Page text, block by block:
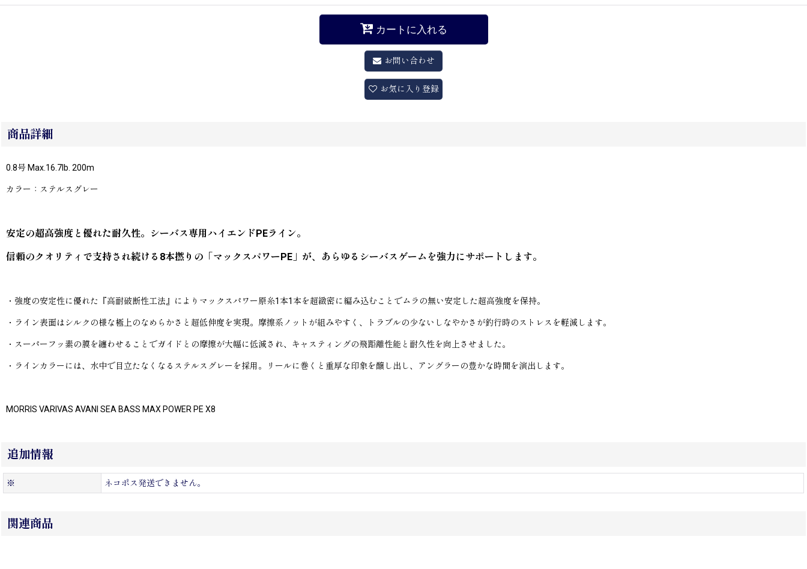
カートに入れる
お問い合わせ
お気に入り登録
商品詳細
0.8号 Max.16.7lb. 200m
カラー：ステルスグレー
安定の超高強度と優れた耐久性。シーバス専用ハイエンドPEライン。
信頼のクオリティで支持され続ける8本撚りの「マックスパワーPE」が、あらゆるシーバスゲームを強力にサポートします。
・強度の安定性に優れた『高耐破断性工法』によりマックスパワー原糸1本1本を超緻密に編み込むことでムラの無い安定した超高強度を保持。
・ライン表面はシルクの様な極上のなめらかさと超低伸度を実現。摩擦系ノットが組みやすく、トラブルの少ないしなやかさが釣行時のストレスを軽減します。
・スーパーフッ素の膜を纏わせることでガイドとの摩擦が大幅に低減され、キャスティングの飛距離性能と耐久性を向上させました。
・ラインカラーには、水中で目立たなくなるステルスグレーを採用。リールに巻くと重厚な印象を醸し出し、アングラーの豊かな時間を演出します。
MORRIS VARIVAS AVANI SEA BASS MAX POWER PE X8
追加情報
※ ネコポス発送できません。
関連商品